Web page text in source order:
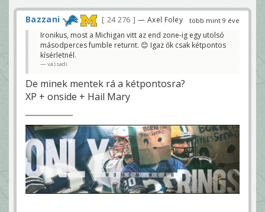
több mint 9 éve
Bazzani 24 276 — Axel Foley
Ironikus, most a Michigan vitt az end zone-ig egy utolsó
másodperces fumble returnt. 😊 Igaz ők csak kétpontos
kísérletnél.
vassadi
De minek mentek rá a kétpontosra?
XP + onside + Hail Mary